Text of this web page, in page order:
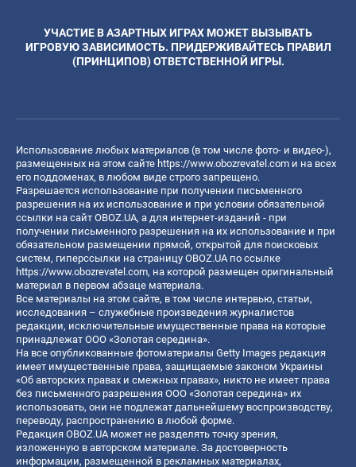
УЧАСТИЕ В АЗАРТНЫХ ИГРАХ МОЖЕТ ВЫЗЫВАТЬ
ИГРОВУЮ ЗАВИСИМОСТЬ. ПРИДЕРЖИВАЙТЕСЬ ПРАВИЛ
(ПРИНЦИПОВ) ОТВЕТСТВЕННОЙ ИГРЫ.
Использование любых материалов (в том числе фото- и видео-),
размещенных на этом сайте https://www.obozrevatel.com и на всех
его поддоменах, в любом виде строго запрещено.
Разрешается использование при получении письменного
разрешения на их использование и при условии обязательной
ссылки на сайт OBOZ.UA, а для интернет-изданий - при
получении письменного разрешения на их использование и при
обязательном размещении прямой, открытой для поисковых
систем, гиперссылки на страницу OBOZ.UA по ссылке
https://www.obozrevatel.com, на которой размещен оригинальный
материал в первом абзаце материала.
Все материалы на этом сайте, в том числе интервью, статьи,
исследования – служебные произведения журналистов
редакции, исключительные имущественные права на которые
принадлежат ООО «Золотая середина».
На все опубликованные фотоматериалы Getty Images редакция
имеет имущественные права, защищаемые законом Украины
«Об авторских правах и смежных правах», никто не имеет права
без письменного разрешения ООО «Золотая середина» их
использовать, они не подлежат дальнейшему воспроизводству,
переводу, распространению в любой форме.
Редакция OBOZ.UA может не разделять точку зрения,
изложенную в авторском материале. За достоверность
информации, размещенной в рекламных материалах,